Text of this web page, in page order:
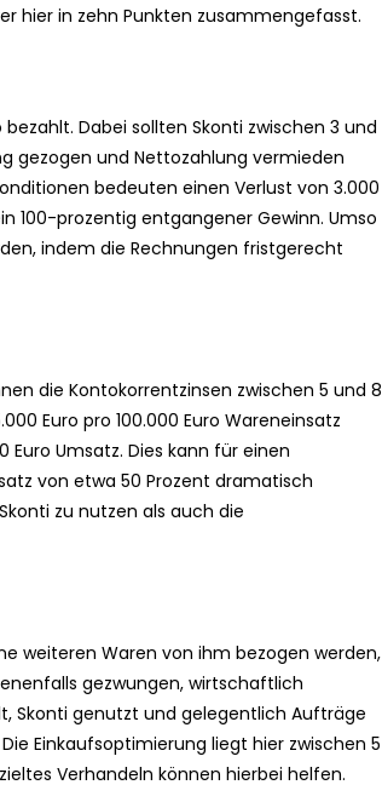
hier in zehn Punkten zusammengefasst.
Dabei sollten Skonti zwischen 3 und
gezogen und Nettozahlung vermieden
bedeuten einen Verlust von 3.000
100-prozentig entgangener Gewinn. Umso
indem die Rechnungen fristgerecht
die Kontokorrentzinsen zwischen 5 und 8
Euro pro 100.000 Euro Wareneinsatz
Euro Umsatz. Dies kann für einen
von etwa 50 Prozent dramatisch
zu nutzen als auch die
weiteren Waren von ihm bezogen werden,
gezwungen, wirtschaftlich
Skonti genutzt und gelegentlich Aufträge
Einkaufsoptimierung liegt hier zwischen 5
Verhandeln können hierbei helfen.